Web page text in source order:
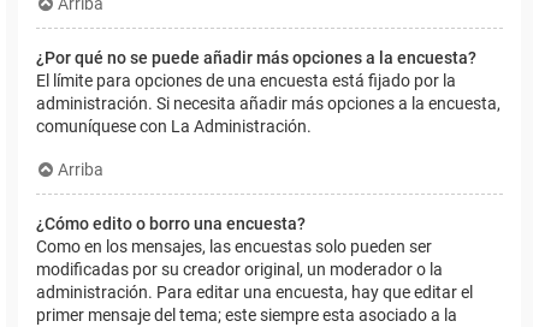
Arriba
¿Por qué no se puede añadir más opciones a la encuesta?
El límite para opciones de una encuesta está fijado por la
administración. Si necesita añadir más opciones a la encuesta,
comuníquese con La Administración.
Arriba
¿Cómo edito o borro una encuesta?
Como en los mensajes, las encuestas solo pueden ser
modificadas por su creador original, un moderador o la
administración. Para editar una encuesta, hay que editar el
primer mensaje del tema; este siempre esta asociado a la